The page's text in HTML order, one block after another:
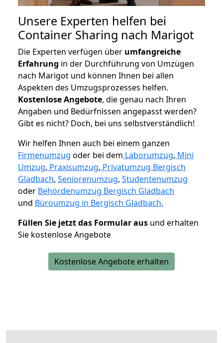
Unsere Experten helfen bei
Container Sharing nach Marigot
Die Experten verfügen über umfangreiche
Erfahrung in der Durchführung von Umzügen
nach Marigot und können Ihnen bei allen
Aspekten des Umzugsprozesses helfen.
Kostenlose Angebote, die genau nach Ihren
Angaben und Bedürfnissen angepasst werden?
Gibt es nicht? Doch, bei uns selbstverständlich!
Wir helfen Ihnen auch bei einem ganzen
Firmenumzug oder bei dem Laborumzug, Mini
Umzug, Praxisumzug, Privatumzug Bergisch
Gladbach, Seniorenumzug, Studentenumzug
oder Behördenumzug Bergisch Gladbach
und Büroumzug in Bergisch Gladbach.
Füllen Sie jetzt das Formular aus und erhalten
Sie kostenlose Angebote
Kostenlose Angebote erhalten